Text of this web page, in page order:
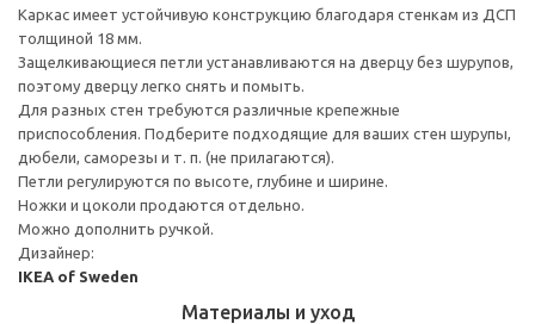
Каркас имеет устойчивую конструкцию благодаря стенкам из ДСП
толщиной 18 мм.
Защелкивающиеся петли устанавливаются на дверцу без шурупов,
поэтому дверцу легко снять и помыть.
Для разных стен требуются различные крепежные
приспособления. Подберите подходящие для ваших стен шурупы,
дюбели, саморезы и т. п. (не прилагаются).
Петли регулируются по высоте, глубине и ширине.
Ножки и цоколи продаются отдельно.
Можно дополнить ручкой.
Дизайнер:
IKEA of Sweden
Материалы и уход